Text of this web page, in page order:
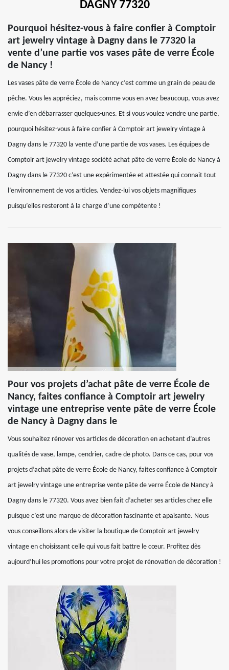
DAGNY 77320
Pourquoi hésitez-vous à faire confier à Comptoir
art jewelry vintage à Dagny dans le 77320 la
vente d’une partie vos vases pâte de verre École
de Nancy !
Les vases pâte de verre École de Nancy c’est comme un grain de peau de
pêche. Vous les appréciez, mais comme vous en avez beaucoup, vous avez
envie d’en débarrasser quelques-unes. Et si vous voulez vendre une partie,
pourquoi hésitez-vous à faire confier à Comptoir art jewelry vintage à
Dagny dans le 77320 la vente d’une partie de vos vases. Les équipes de
Comptoir art jewelry vintage société achat pâte de verre École de Nancy à
Dagny dans le 77320 c’est une expérimentée et attestée qui connait tout
l’environnement de vos articles. Vendez-lui vos objets magnifiques
puisqu’elles resteront à la charge d’une compétente !
Pour vos projets d’achat pâte de verre École de
Nancy, faites confiance à Comptoir art jewelry
vintage une entreprise vente pâte de verre École
de Nancy à Dagny dans le
Vous souhaitez rénover vos articles de décoration en achetant d’autres
qualités de vase, lampe, cendrier, cadre de photo. Dans ce cas, pour vos
projets d’achat pâte de verre École de Nancy, faites confiance à Comptoir
art jewelry vintage une entreprise vente pâte de verre École de Nancy à
Dagny dans le 77320. Vous avez bien fait d’acheter ses articles chez elle
puisque c’est une marque de décoration fascinante et apaisante. Nous
vous conseillons alors de visiter la boutique de Comptoir art jewelry
vintage en choisissant celle qui vous fait battre le cœur. Profitez dès
aujourd’hui les promotions pour votre projet de rénovation de décoration !